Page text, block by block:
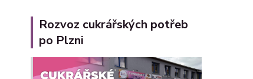
Rozvoz cukrářských potřeb
po Plzni